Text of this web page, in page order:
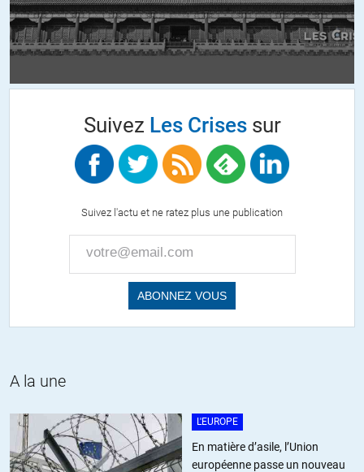
recruteront ensuite de bons petits soldats pour partir en « mission
commando » afin d’aller « casser la gueule » des « pourris » qui ne
pensent pas comme eux.
Pourquoi le « grand » Alain Juppé était-il le candidat favori des
Promotion 1981… Avec François Léotard, Alain Minc, Alain Richard,
Bernard Guetta…
Haricophile//13.04.2018 à 11h04
Je ne l’ai dit avant les élection, je continue a le dire après, je ne le
dirais jamais assez : Macron est un lobbyiste, on l’a nommé
Il fait son boulot de lobbyiste. « en même temps » il est Président.
Suivez Les Crisessur
Suivez l'actu et ne ratez plus une publication
A la une
L'EUROPE
En matière d’asile, l’Union
européenne passe un nouveau